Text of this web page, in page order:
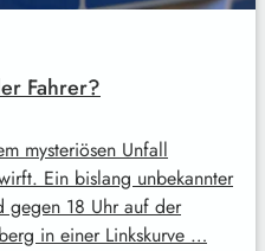
Fahrer?
mysteriösen Unfall
Ein bislang unbekannter
gegen 18 Uhr auf der
in einer Linkskurve …